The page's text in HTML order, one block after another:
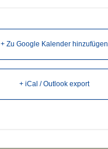
+ Zu Google Kalender hinzufügen
+ iCal / Outlook export